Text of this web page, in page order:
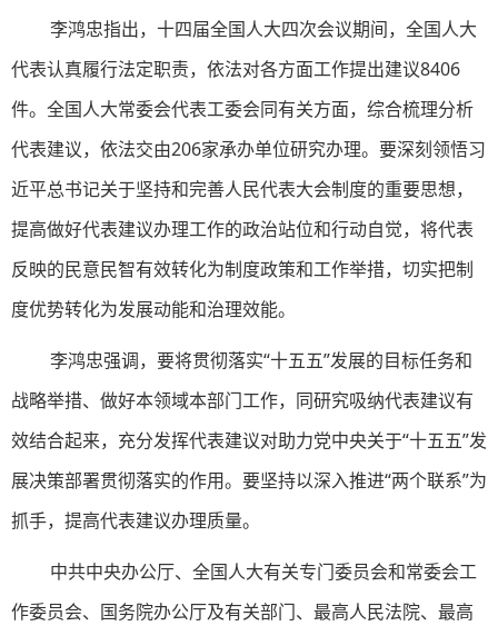
李鸿忠指出，十四届全国人大四次会议期间，全国人大
代表认真履行法定职责，依法对各方面工作提出建议8406
件。全国人大常委会代表工委会同有关方面，综合梳理分析
代表建议，依法交由206家承办单位研究办理。要深刻领悟习
近平总书记关于坚持和完善人民代表大会制度的重要思想，
提高做好代表建议办理工作的政治站位和行动自觉，将代表
反映的民意民智有效转化为制度政策和工作举措，切实把制
度优势转化为发展动能和治理效能。
李鸿忠强调，要将贯彻落实“十五五”发展的目标任务和
战略举措、做好本领域本部门工作，同研究吸纳代表建议有
效结合起来，充分发挥代表建议对助力党中央关于“十五五”发
展决策部署贯彻落实的作用。要坚持以深入推进“两个联系”为
抓手，提高代表建议办理质量。
中共中央办公厅、全国人大有关专门委员会和常委会工
作委员会、国务院办公厅及有关部门、最高人民法院、最高